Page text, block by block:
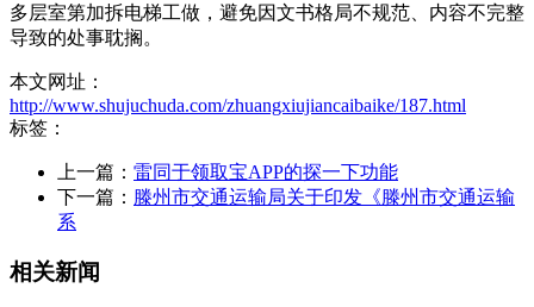
多层室第加拆电梯工做，避免因文书格局不规范、内容不完整
导致的处事耽搁。
本文网址：
http://www.shujuchuda.com/zhuangxiujiancaibaike/187.html
标签：
上一篇： 雷同于领取宝APP的探一下功能
下一篇： 滕州市交通运输局关于印发《滕州市交通运输
系
相关新闻